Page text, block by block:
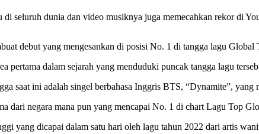
seluruh dunia dan video musiknya juga memecahkan rekor di
debut yang mengesankan di posisi No. 1 di tangga lagu Global
pertama dalam sejarah yang menduduki puncak tangga lagu
saat ini adalah singel berbahasa Inggris BTS, “Dynamite”,
dari negara mana pun yang mencapai No. 1 di chart Lagu Top
yang dicapai dalam satu hari oleh lagu tahun 2022 dari artis